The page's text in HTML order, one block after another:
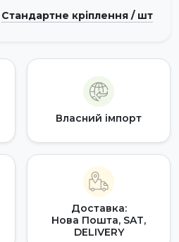
Стандартне кріплення / шт
Власний імпорт
Доставка:
Нова Пошта, SAT,
DELIVERY